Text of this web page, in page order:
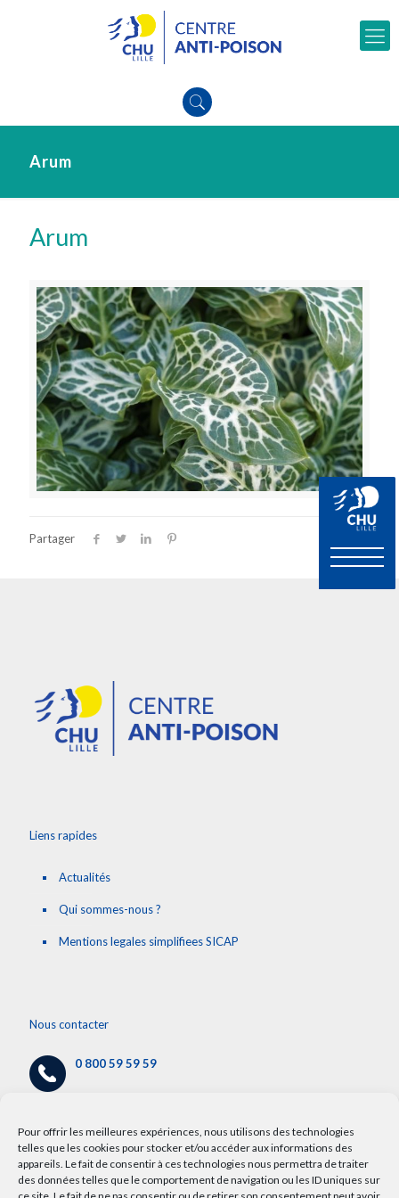
Pour offrir les meilleures expériences, nous utilisons des technologies
telles que les cookies pour stocker et/ou accéder aux informations des
appareils. Le fait de consentir à ces technologies nous permettra de traiter
des données telles que le comportement de navigation ou les ID uniques sur
Arum
Arum
Partager
Liens rapides
Actualités
Qui sommes-nous ?
Mentions legales simplifiees SICAP
Nous contacter
0 800 59 59 59
5 avenue Oscar Lambret,
59000 Lille